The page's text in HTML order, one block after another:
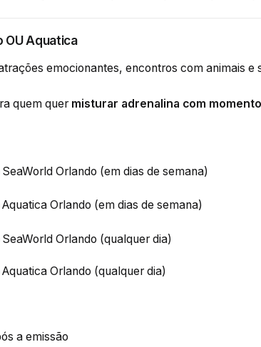
OU Aquatica
emocionantes, encontros com animais e
quem quer misturar adrenalina com
SeaWorld Orlando (em dias de semana)
Aquatica Orlando (em dias de semana)
SeaWorld Orlando (qualquer dia)
Aquatica Orlando (qualquer dia)
a emissão